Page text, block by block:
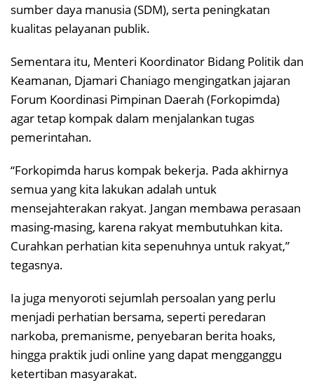
sumber daya manusia (SDM), serta peningkatan
kualitas pelayanan publik.
Sementara itu, Menteri Koordinator Bidang Politik dan
Keamanan, Djamari Chaniago mengingatkan jajaran
Forum Koordinasi Pimpinan Daerah (Forkopimda)
agar tetap kompak dalam menjalankan tugas
pemerintahan.
“Forkopimda harus kompak bekerja. Pada akhirnya
semua yang kita lakukan adalah untuk
mensejahterakan rakyat. Jangan membawa perasaan
masing-masing, karena rakyat membutuhkan kita.
Curahkan perhatian kita sepenuhnya untuk rakyat,”
tegasnya.
Ia juga menyoroti sejumlah persoalan yang perlu
menjadi perhatian bersama, seperti peredaran
narkoba, premanisme, penyebaran berita hoaks,
hingga praktik judi online yang dapat mengganggu
ketertiban masyarakat.